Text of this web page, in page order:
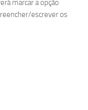
marcar a opção
escrever os